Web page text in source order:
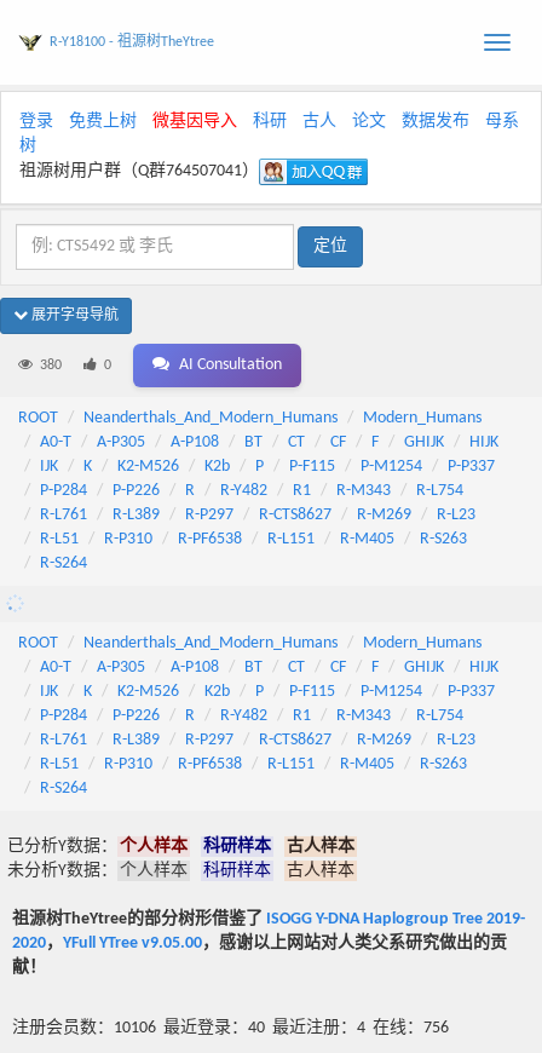
Toggle
R-Y18100 - 祖源树TheYtree
登录 免费上树 微基因导入 科研 古人 论文 数据发布
母系
树
祖源树用户群（Q群764507041）
展开字母导航
380 0 AI Consultation
ROOT Neanderthals_And_Modern_Humans
Modern_Humans
A0-T
A-P305 A-P108 BT CT CF F GHIJK
HIJK
IJK
K K2-M526 K2b P P-F115 P-M1254
P-P337
P-P284
P-P226 R R-Y482 R1 R-M343
R-L754
R-L761
R-L389 R-P297 R-CTS8627 R-M269
R-L23
R-L51
R-P310 R-PF6538 R-L151 R-M405
R-S263
R-S264
ROOT Neanderthals_And_Modern_Humans
Modern_Humans
A0-T
A-P305 A-P108 BT CT CF F GHIJK
HIJK
IJK
K K2-M526 K2b P P-F115 P-M1254
P-P337
P-P284
P-P226 R R-Y482 R1 R-M343
R-L754
R-L761
R-L389 R-P297 R-CTS8627 R-M269
R-L23
R-L51
R-P310 R-PF6538 R-L151 R-M405
R-S263
R-S264
已分析Y数据： 个人样本 科研样本
古人样本
未分析Y数据：
个人样本 科研样本 古人样本
祖源树TheYtree的部分树形借鉴了 ISOGG Y-DNA Haplogroup Tree 2019-
2020， YFull YTree v9.05.00，感谢以上网站对人类父系研究做出的贡
献！
注册会员数：10106 最近登录：40 最近注册：4 在线：756